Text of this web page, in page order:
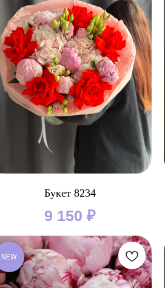
Букет 8234
9 150 ₽
NEW